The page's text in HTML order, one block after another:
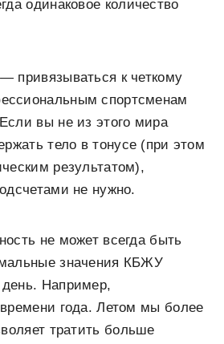
одинаковое количество
привязываться к четкому
спортсменам
вы не из этого мира
тело в тонусе (при этом
результатом),
не нужно.
не может всегда быть
значения КБЖУ
Например,
года. Летом мы более
тратить больше